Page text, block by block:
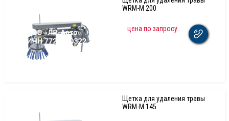
WRM-M 200
цена по запросу
Щетка для удаления травы
WRM-M 145